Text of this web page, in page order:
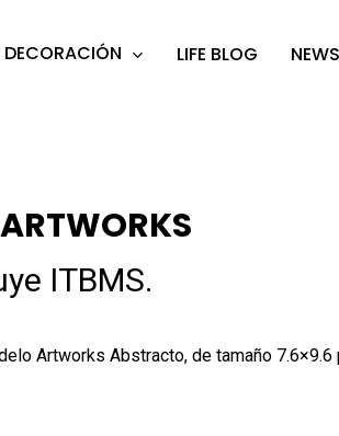
DECORACIÓN LIFE BLOG
ITBMS.
Artworks Abstracto, de tamaño